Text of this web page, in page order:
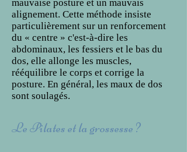
mauvaise posture et un mauvais
alignement. Cette méthode insiste
particulièrement sur un renforcement
du « centre » c'est-à-dire les
abdominaux, les fessiers et le bas du
dos, elle allonge les muscles,
rééquilibre le corps et corrige la
posture. En général, les maux de dos
sont soulagés.
Le Pilates et la grossesse ?